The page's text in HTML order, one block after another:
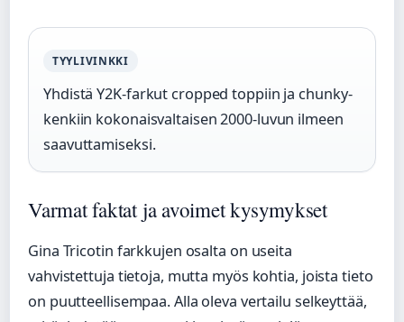
TYYLIVINKKI
Yhdistä Y2K-farkut cropped toppiin ja chunky-
kenkiin kokonaisvaltaisen 2000-luvun ilmeen
saavuttamiseksi.
Varmat faktat ja avoimet kysymykset
Gina Tricotin farkkujen osalta on useita
vahvistettuja tietoja, mutta myös kohtia, joista tieto
on puutteellisempaa. Alla oleva vertailu selkeyttää,